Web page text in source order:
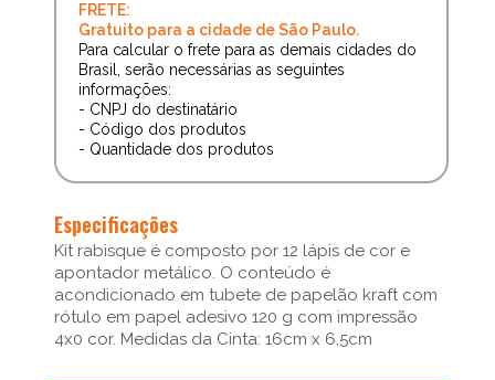
FRETE:
Gratuito para a cidade de São Paulo.
Para calcular o frete para as demais cidades do
Brasil, serão necessárias as seguintes
informações:
- CNPJ do destinatário
- Código dos produtos
- Quantidade dos produtos
Especificações
Kit rabisque é composto por 12 lápis de cor e
apontador metálico. O conteúdo é
acondicionado em tubete de papelão kraft com
rótulo em papel adesivo 120 g com impressão
4x0 cor. Medidas da Cinta: 16cm x 6,5cm